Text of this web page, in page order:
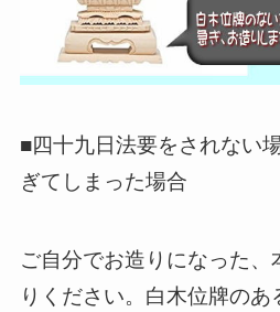
■四十九日法要をされない
ぎてしまった場合
ご自分でお造りになった、
りください。白木位牌の